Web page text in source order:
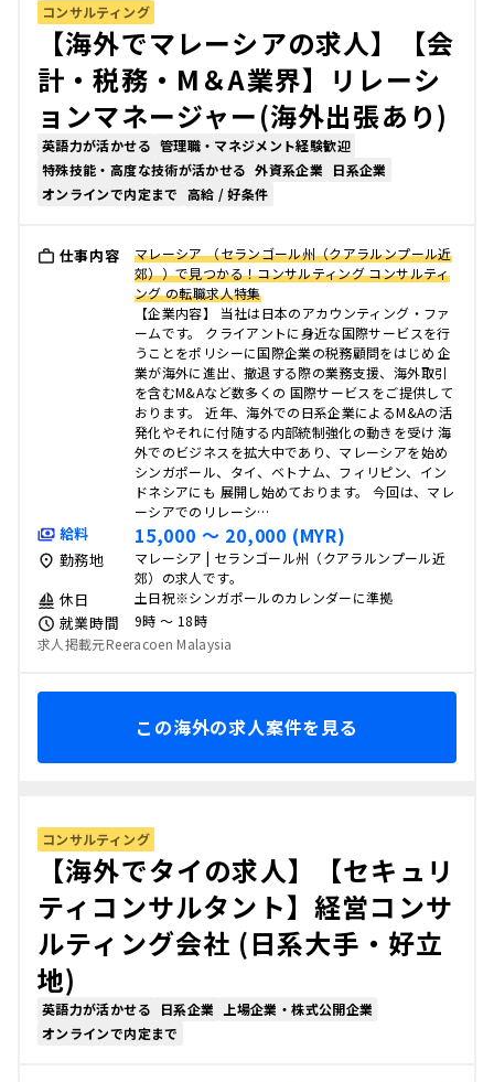
コンサルティング
【海外でマレーシアの求人】【会
計・税務・M＆A業界】リレーシ
ョンマネージャー(海外出張あり)
英語力が活かせる 管理職・マネジメント経験歓迎
特殊技能・高度な技術が活かせる 外資系企業
日系企業
オンラインで内定まで 高給 / 好条件
仕事内容
マレーシア （セランゴール州（クアラルンプール近
郊））で見つかる！コンサルティング コンサルティ
ング の転職求人特集
【企業内容】 当社は日本のアカウンティング・ファ
ームです。 クライアントに身近な国際サービスを行
うことをポリシーに国際企業の税務顧問をはじめ 企
業が海外に進出、撤退する際の業務支援、海外取引
を含むM&Aなど数多くの 国際サービスをご提供して
おります。 近年、海外での日系企業によるM&Aの活
発化やそれに付随する内部統制強化の動きを受け 海
外でのビジネスを拡大中であり、マレーシアを始め
シンガポール、タイ、ベトナム、フィリピン、イン
ドネシアにも 展開し始めております。 今回は、マレ
ーシアでのリレーシ…
給料 15,000 〜 20,000 (MYR)
勤務地
マレーシア | セランゴール州（クアラルンプール近
郊）の求人です。
休日 土日祝※シンガポールのカレンダーに準拠
就業時間
9時 〜 18時
求人掲載元Reeracoen Malaysia
この海外の求人案件を見る
コンサルティング
【海外でタイの求人】【セキュリ
ティコンサルタント】経営コンサ
ルティング会社 (日系大手・好立
地)
英語力が活かせる 日系企業
上場企業・株式公開企業
オンラインで内定まで